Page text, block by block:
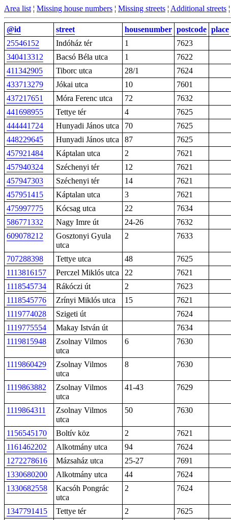
Area list ¦ Missing house numbers ¦ Missing streets ¦ Additional streets ¦
@id street housenumber postcode place
25546152
Indóház tér 1 7623
340413312
Bacsó Béla utca 1 7622
411342905
Tiborc utca 28/1 7624
433713279
Jókai utca 10 7601
437217651
Móra Ferenc utca 72 7632
441698955
Tettye tér 4 7625
444441724
Hunyadi János utca 70 7625
448229645
Hunyadi János utca 87 7625
457921484
Káptalan utca 2 7621
457940324
Széchenyi tér 12 7621
457947303
Széchenyi tér 14 7621
457951415
Káptalan utca 3 7621
475997775
Kócsag utca 22 7634
586771332
Nagy Imre út 24-26 7632
609078212
Gosztonyi Gyula
utca
2 7633
707288398 Tettye utca 48 7625
1113816157
Perczel Miklós utca 22 7621
1118545734
Rákóczi út 2 7623
1118545776
Zrínyi Miklós utca 15 7621
1119774028
Szigeti út 7624
1119775554
Makay István út 7634
1119815948
Zsolnay Vilmos
utca
6 7630
1119860429
Zsolnay Vilmos
utca
8 7630
1119863882
Zsolnay Vilmos
utca
41-43 7629
1119864311
Zsolnay Vilmos
utca
50 7630
1156545170 Boltív köz 2 7621
1161462202
Alkotmány utca 94 7624
1272278616
Mázsaház utca 25-27 7691
1330680200
Alkotmány utca 44 7624
1330682558
Kacsóh Pongrác
utca
2 7624
1347791415 Tettye tér 2 7625